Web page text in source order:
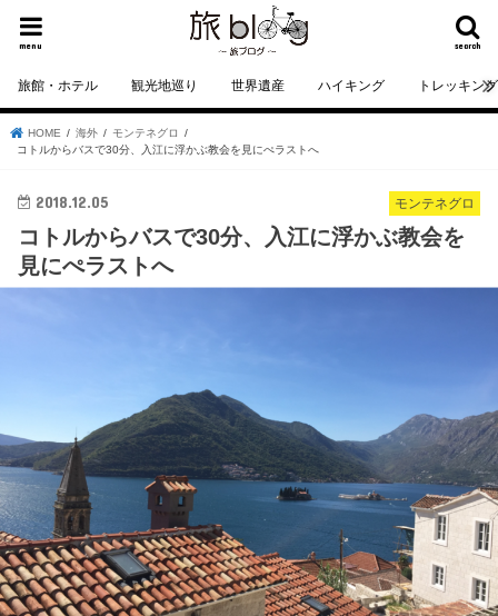
search
menu
旅館・ホテル 観光地巡り 世界遺産 ハイキング トレッキング
HOME 海外
モンテネグロ
コトルからバスで30分、入江に浮かぶ教会を見にぺラストへ
モンテネグロ
2018.12.05
コトルからバスで30分、入江に浮かぶ教会を
見にぺラストへ